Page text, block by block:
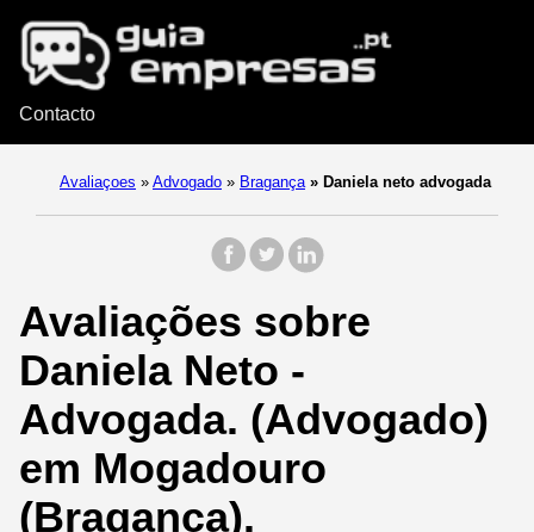
Contacto
Avaliaçoes » Advogado » Bragança » Daniela neto advogada
Avaliações sobre
Daniela Neto -
Advogada. (Advogado)
em Mogadouro
(Bragança).